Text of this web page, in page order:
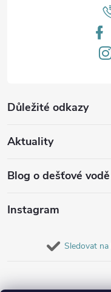
Důležité odkazy
Aktuality
Blog o dešťové vodě
Instagram
Sledovat